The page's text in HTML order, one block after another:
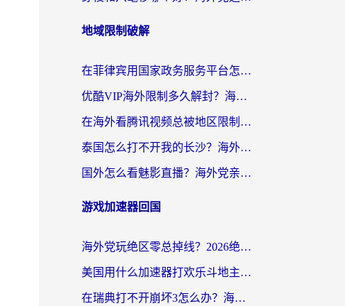
地域限制破解
在菲律宾用国家政务服务平台怎么把定位修改到中国国内？3步解决+海外看剧听歌全攻略
优酷VIP海外限制多久解封？海外党必看的跨区难题一站式解决指南
在海外看腾讯视频总被地区限制？选对回国加速器，还能解决泰国政务网和蜻蜓FM卡顿问题
泰国怎么打不开我的长沙？海外党追剧看片的破局指南
国外怎么看魅影直播？海外党亲测有效的回国加速指南（附听歌、看央视VIP技巧）
游戏加速器回国
海外党玩绝区零总掉线？2026绝区零加速器推荐+跨平台国服游戏加速攻略
美国用什么加速器打欢乐斗地主？海外党亲测有效的国服游戏加速指南
在瑞典打不开崩坏3怎么办？海外玩家亲测有效的国服游戏加速指南